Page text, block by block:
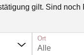
und Spiel
und Singen
gilt. Sind
Ort
Alle